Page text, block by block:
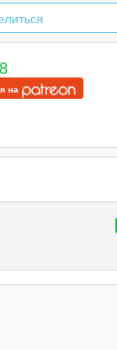
на